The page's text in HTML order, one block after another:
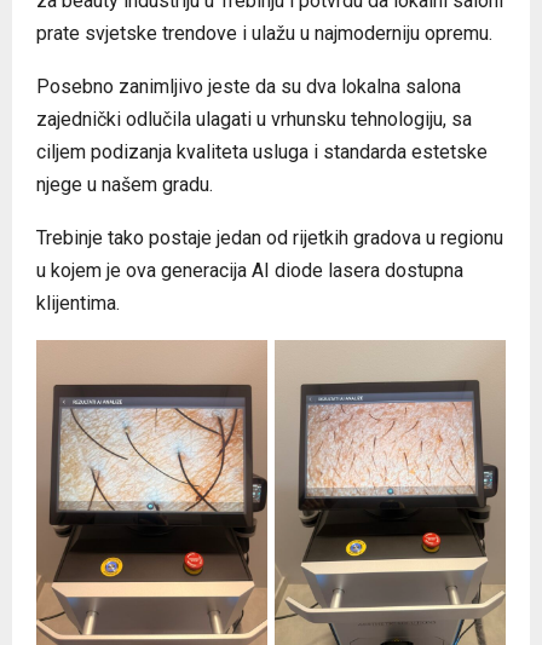
prate svjetske trendove i ulažu u najmoderniju opremu.
Posebno zanimljivo jeste da su dva lokalna salona
zajednički odlučila ulagati u vrhunsku tehnologiju, sa
ciljem podizanja kvaliteta usluga i standarda estetske
njege u našem gradu.
Trebinje tako postaje jedan od rijetkih gradova u regionu
u kojem je ova generacija AI diode lasera dostupna
klijentima.